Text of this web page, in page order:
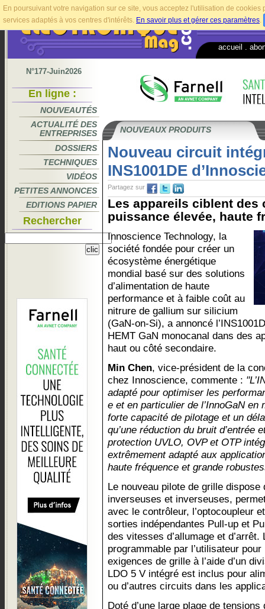
En poursuivant votre navigation sur ce site, vous acceptez l'utilisation de
services adaptés à vos centres d'intérêts. En savoir plus et gérer ces paramètres.
accueil
N°177-Juin2026
En ligne :
NOUVEAUTÉS
ACTUALITÉ DES
ENTREPRISES
DOSSIERS
TECHNIQUES
VIDÉOS
PETITES ANNONCES
EDITIONS PAPIER
Rechercher
NOUVEAUX PRODUITS
Nouveau circuit
INS1001DE
Partagez sur
Les appareils ciblent des
puissance élevée, haute
Innoscience Technology, la
société fondée pour créer un
écosystème énergétique
mondial basé sur des solutions
d’alimentation de haute
performance et à faible coût au
nitrure de gallium sur silicium
(GaN-on-Si), a annoncé
HEMT GaN monocanal dans des
haut ou côté secondaire.
Min Chen, vice-président de la
chez Innoscience, commente :
adapté pour optimiser les
e et en particulier de l’InnoGaN en
forte capacité de pilotage et un
qu’une réduction du bruit d’entrée
protection UVLO, OVP et OTP
extrêmement adapté aux
haute fréquence et grande
Le nouveau pilote de grille
inverseuses et inverseuses,
avec le contrôleur, l’optocoupleur
sorties indépendantes Pull-up et
des vitesses d’allumage et
programmable par l’utilisateur
exigences de grille à l’aide d’un
LDO 5 V intégré est inclus pour
ou d’autres circuits dans les
Doté d’une large plage de